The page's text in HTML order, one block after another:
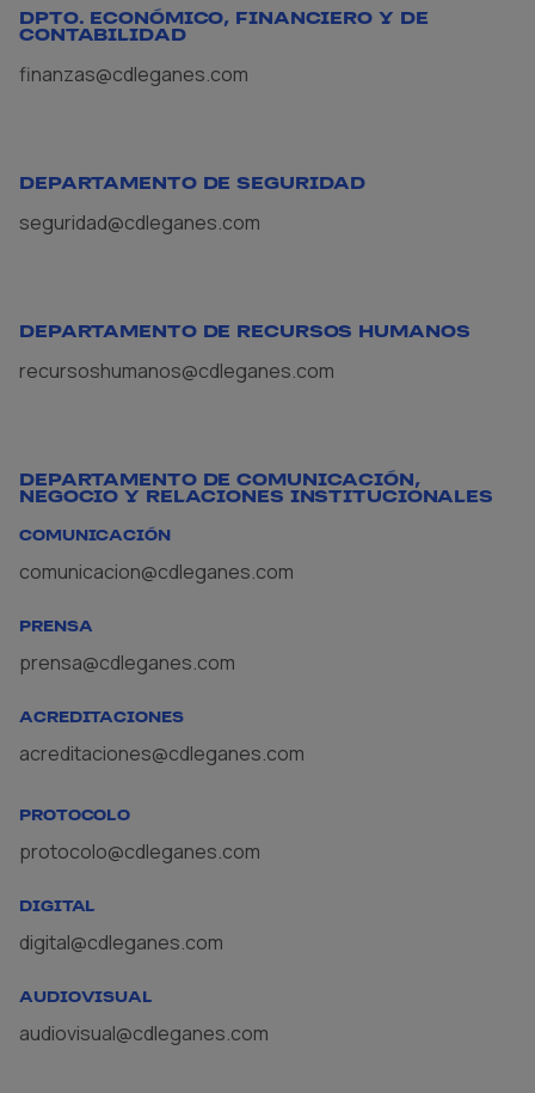
DPTO. ECONÓMICO, FINANCIERO Y DE
CONTABILIDAD
finanzas@cdleganes.com
DEPARTAMENTO DE SEGURIDAD
seguridad@cdleganes.com
DEPARTAMENTO DE RECURSOS HUMANOS
recursoshumanos@cdleganes.com
DEPARTAMENTO DE COMUNICACIÓN,
NEGOCIO Y RELACIONES INSTITUCIONALES
COMUNICACIÓN
comunicacion@cdleganes.com
PRENSA
prensa@cdleganes.com
ACREDITACIONES
acreditaciones@cdleganes.com
PROTOCOLO
protocolo@cdleganes.com
DIGITAL
digital@cdleganes.com
AUDIOVISUAL
audiovisual@cdleganes.com